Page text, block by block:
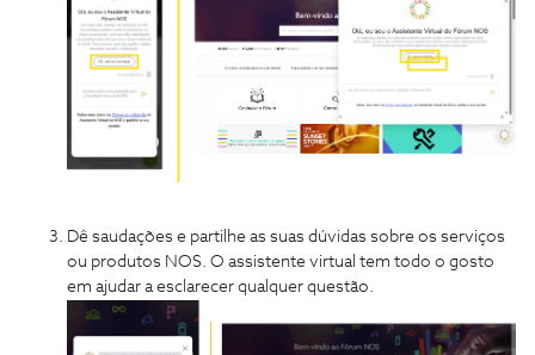
Dê saudações e partilhe as suas dúvidas sobre os serviços
ou produtos NOS. O assistente virtual tem todo o gosto
em ajudar a esclarecer qualquer questão.